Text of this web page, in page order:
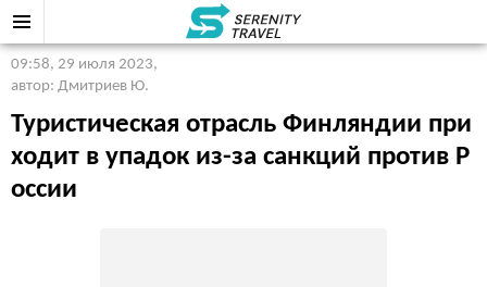
09:58, 29 июля 2023,
автор: Дмитриев Ю.
Туристическая отрасль Финляндии при
ходит в упадок из-за санкций против Р
оссии